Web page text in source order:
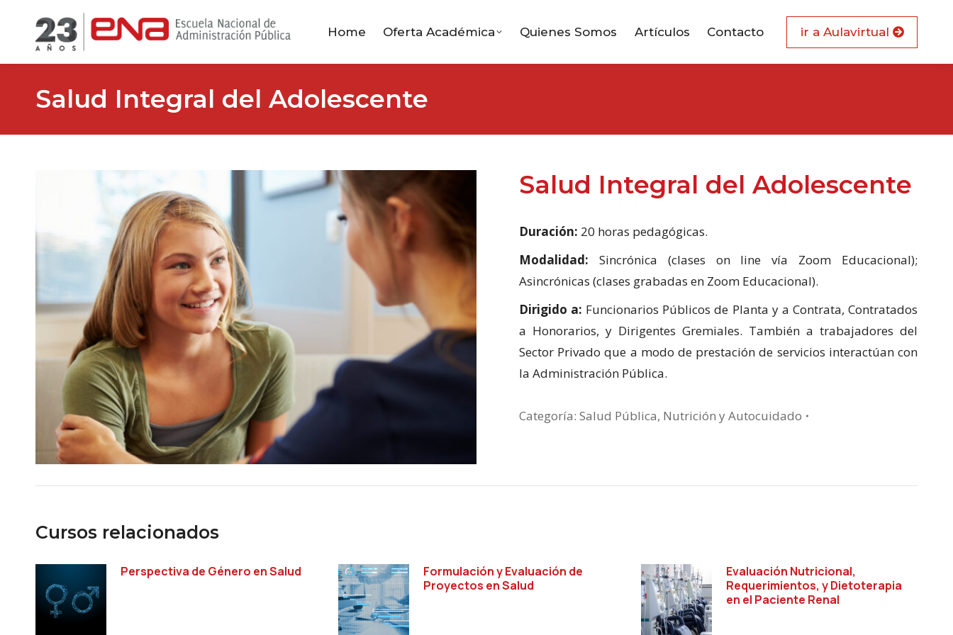
Home Oferta Académica Quienes Somos Artículos Contacto ir a Aulavirtual
Salud Integral del Adolescente
Salud Integral del Adolescente
Duración: 20 horas pedagógicas.
Modalidad: Sincrónica (clases on line vía Zoom Educacional);
Asincrónicas (clases grabadas en Zoom Educacional).
Dirigido a: Funcionarios Públicos de Planta y a Contrata, Contratados
a Honorarios, y Dirigentes Gremiales. También a trabajadores del
Sector Privado que a modo de prestación de servicios interactúan con
la Administración Pública.
Categoría: Salud Pública, Nutrición y Autocuidado
Cursos relacionados
Perspectiva de Género en Salud
Formulación y Evaluación de
Proyectos en Salud
Evaluación Nutricional,
Requerimientos, y Dietoterapia
en el Paciente Renal